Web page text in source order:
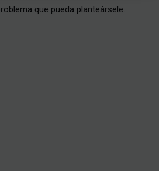
que pueda planteársele.